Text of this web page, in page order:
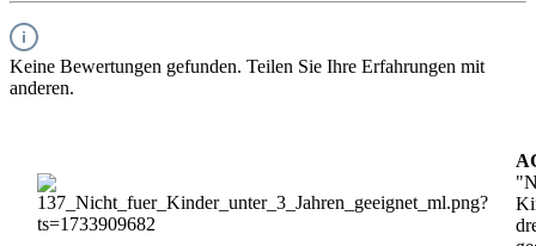
Keine Bewertungen gefunden. Teilen Sie Ihre Erfahrungen mit
anderen.